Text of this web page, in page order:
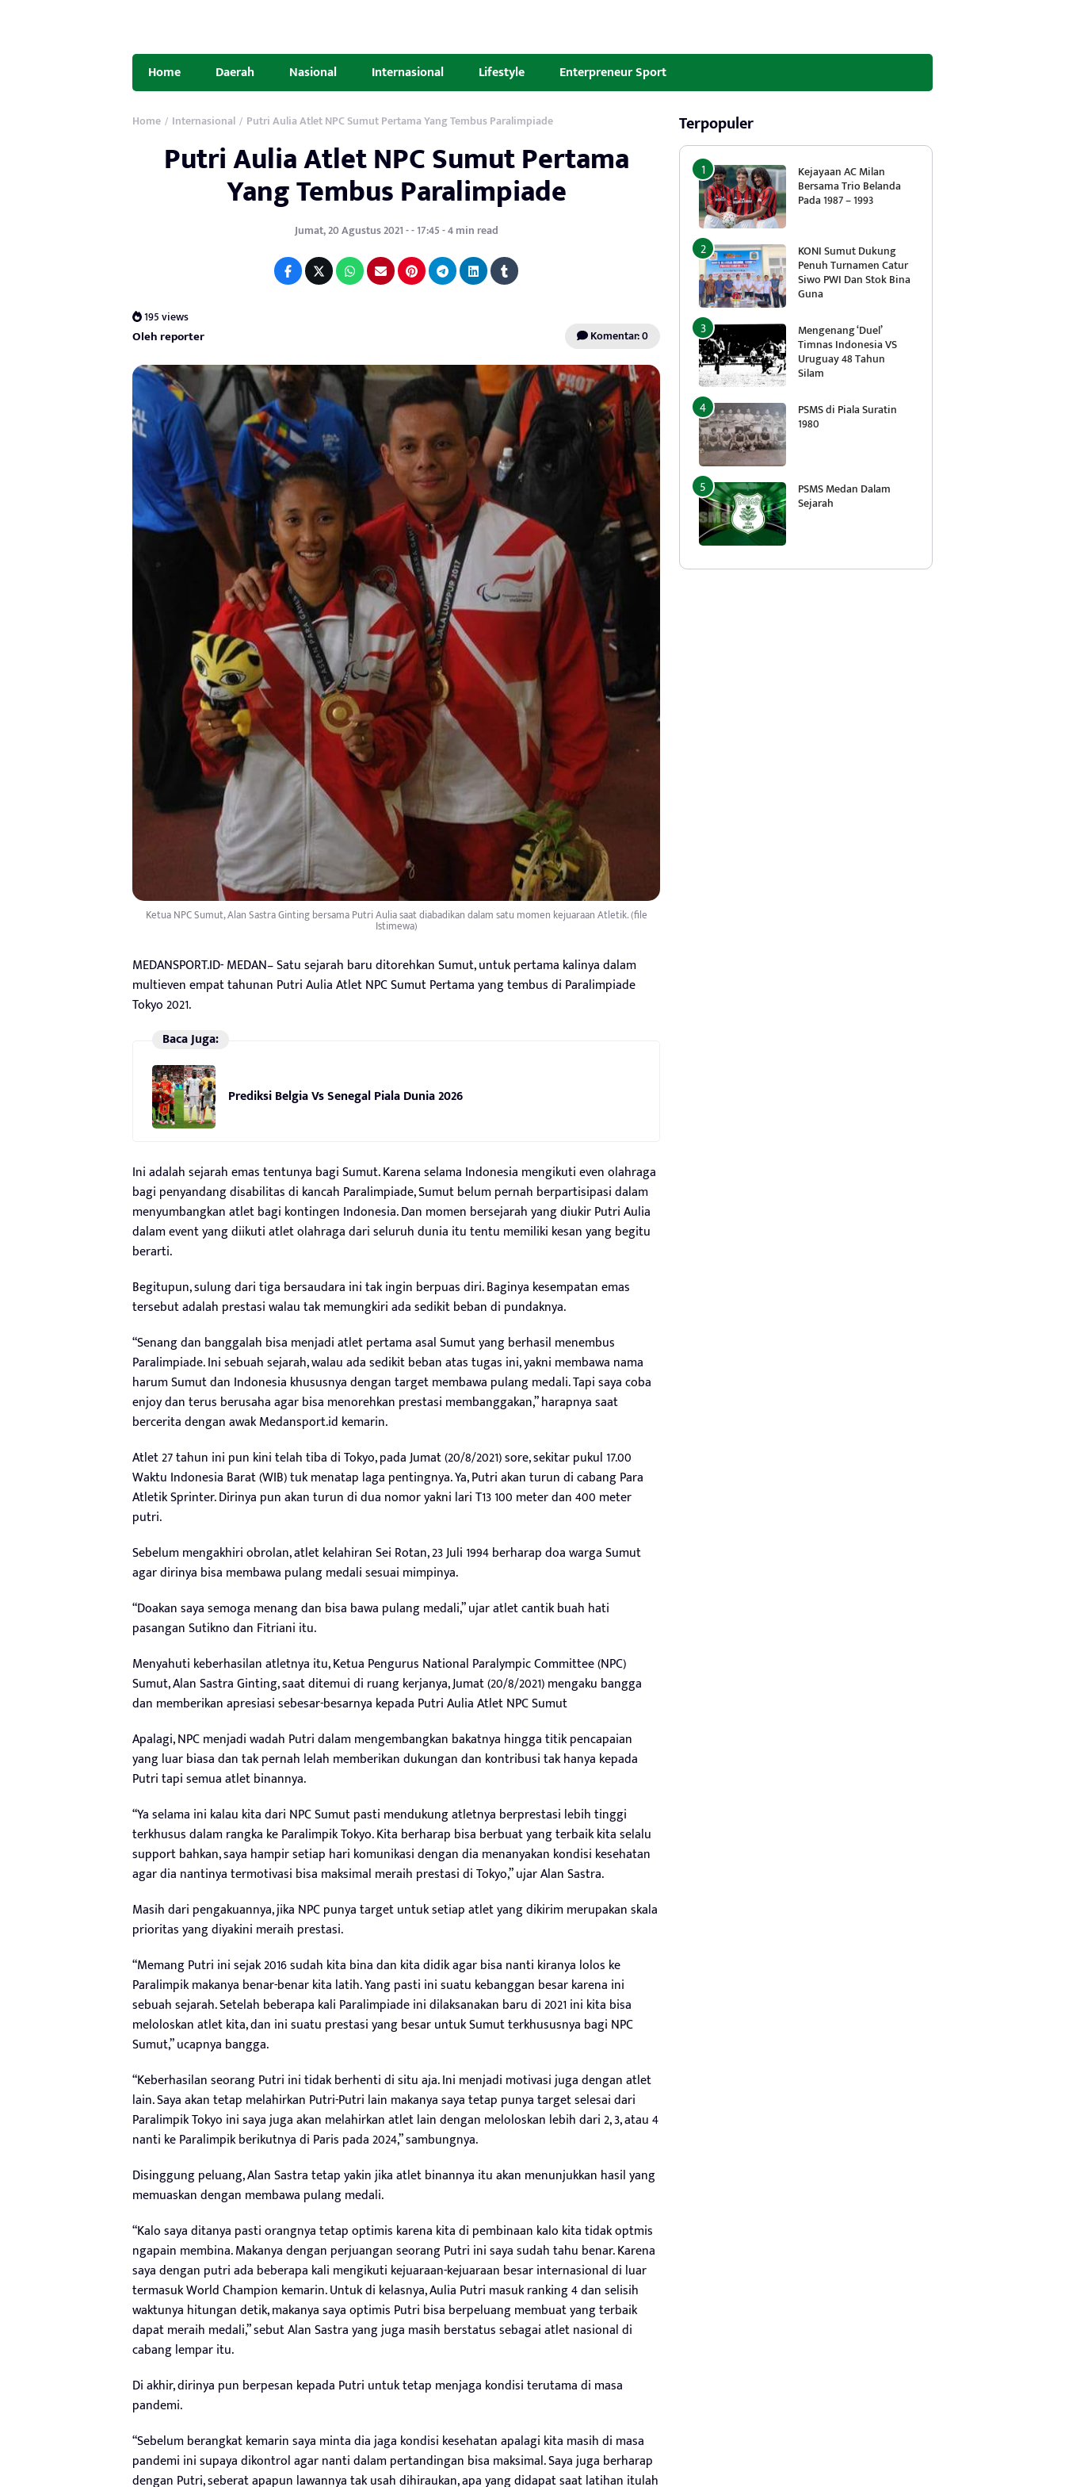
Home Daerah Nasional Internasional Lifestyle Enterpreneur Sport
Home / Internasional / Putri Aulia Atlet NPC Sumut Pertama Yang Tembus Paralimpiade
Putri Aulia Atlet NPC Sumut Pertama
Yang Tembus Paralimpiade
Jumat, 20 Agustus 2021 - - 17:45 - 4 min read
195 views
Oleh reporter Komentar: 0
Ketua NPC Sumut, Alan Sastra Ginting bersama Putri Aulia saat diabadikan dalam satu momen kejuaraan Atletik. (file
Istimewa)
MEDANSPORT.ID- MEDAN– Satu sejarah baru ditorehkan Sumut, untuk pertama kalinya dalam
multieven empat tahunan Putri Aulia Atlet NPC Sumut Pertama yang tembus di Paralimpiade
Tokyo 2021.
Baca Juga:
Prediksi Belgia Vs Senegal Piala Dunia 2026
Ini adalah sejarah emas tentunya bagi Sumut. Karena selama Indonesia mengikuti even olahraga
bagi penyandang disabilitas di kancah Paralimpiade, Sumut belum pernah berpartisipasi dalam
menyumbangkan atlet bagi kontingen Indonesia. Dan momen bersejarah yang diukir Putri Aulia
dalam event yang diikuti atlet olahraga dari seluruh dunia itu tentu memiliki kesan yang begitu
berarti.
Begitupun, sulung dari tiga bersaudara ini tak ingin berpuas diri. Baginya kesempatan emas
tersebut adalah prestasi walau tak memungkiri ada sedikit beban di pundaknya.
“Senang dan banggalah bisa menjadi atlet pertama asal Sumut yang berhasil menembus
Paralimpiade. Ini sebuah sejarah, walau ada sedikit beban atas tugas ini, yakni membawa nama
harum Sumut dan Indonesia khususnya dengan target membawa pulang medali. Tapi saya coba
enjoy dan terus berusaha agar bisa menorehkan prestasi membanggakan,” harapnya saat
bercerita dengan awak Medansport.id kemarin.
Atlet 27 tahun ini pun kini telah tiba di Tokyo, pada Jumat (20/8/2021) sore, sekitar pukul 17.00
Waktu Indonesia Barat (WIB) tuk menatap laga pentingnya. Ya, Putri akan turun di cabang Para
Atletik Sprinter. Dirinya pun akan turun di dua nomor yakni lari T13 100 meter dan 400 meter
putri.
Sebelum mengakhiri obrolan, atlet kelahiran Sei Rotan, 23 Juli 1994 berharap doa warga Sumut
agar dirinya bisa membawa pulang medali sesuai mimpinya.
“Doakan saya semoga menang dan bisa bawa pulang medali,” ujar atlet cantik buah hati
pasangan Sutikno dan Fitriani itu.
Menyahuti keberhasilan atletnya itu, Ketua Pengurus National Paralympic Committee (NPC)
Sumut, Alan Sastra Ginting, saat ditemui di ruang kerjanya, Jumat (20/8/2021) mengaku bangga
dan memberikan apresiasi sebesar-besarnya kepada Putri Aulia Atlet NPC Sumut
Apalagi, NPC menjadi wadah Putri dalam mengembangkan bakatnya hingga titik pencapaian
yang luar biasa dan tak pernah lelah memberikan dukungan dan kontribusi tak hanya kepada
Putri tapi semua atlet binannya.
“Ya selama ini kalau kita dari NPC Sumut pasti mendukung atletnya berprestasi lebih tinggi
terkhusus dalam rangka ke Paralimpik Tokyo. Kita berharap bisa berbuat yang terbaik kita selalu
support bahkan, saya hampir setiap hari komunikasi dengan dia menanyakan kondisi kesehatan
agar dia nantinya termotivasi bisa maksimal meraih prestasi di Tokyo,” ujar Alan Sastra.
Masih dari pengakuannya, jika NPC punya target untuk setiap atlet yang dikirim merupakan skala
prioritas yang diyakini meraih prestasi.
“Memang Putri ini sejak 2016 sudah kita bina dan kita didik agar bisa nanti kiranya lolos ke
Paralimpik makanya benar-benar kita latih. Yang pasti ini suatu kebanggan besar karena ini
sebuah sejarah. Setelah beberapa kali Paralimpiade ini dilaksanakan baru di 2021 ini kita bisa
meloloskan atlet kita, dan ini suatu prestasi yang besar untuk Sumut terkhususnya bagi NPC
Sumut,” ucapnya bangga.
“Keberhasilan seorang Putri ini tidak berhenti di situ aja. Ini menjadi motivasi juga dengan atlet
lain. Saya akan tetap melahirkan Putri-Putri lain makanya saya tetap punya target selesai dari
Paralimpik Tokyo ini saya juga akan melahirkan atlet lain dengan meloloskan lebih dari 2, 3, atau 4
nanti ke Paralimpik berikutnya di Paris pada 2024,” sambungnya.
Disinggung peluang, Alan Sastra tetap yakin jika atlet binannya itu akan menunjukkan hasil yang
memuaskan dengan membawa pulang medali.
“Kalo saya ditanya pasti orangnya tetap optimis karena kita di pembinaan kalo kita tidak optmis
ngapain membina. Makanya dengan perjuangan seorang Putri ini saya sudah tahu benar. Karena
saya dengan putri ada beberapa kali mengikuti kejuaraan-kejuaraan besar internasional di luar
termasuk World Champion kemarin. Untuk di kelasnya, Aulia Putri masuk ranking 4 dan selisih
waktunya hitungan detik, makanya saya optimis Putri bisa berpeluang membuat yang terbaik
dapat meraih medali,” sebut Alan Sastra yang juga masih berstatus sebagai atlet nasional di
cabang lempar itu.
Di akhir, dirinya pun berpesan kepada Putri untuk tetap menjaga kondisi terutama di masa
pandemi.
“Sebelum berangkat kemarin saya minta dia jaga kondisi kesehatan apalagi kita masih di masa
pandemi ini supaya dikontrol agar nanti dalam pertandingan bisa maksimal. Saya juga berharap
dengan Putri, seberat apapun lawannya tak usah dihiraukan, apa yang didapat saat latihan itulah
Terpopuler
Kejayaan AC Milan
Bersama Trio Belanda
Pada 1987 – 1993
KONI Sumut Dukung
Penuh Turnamen Catur
Siwo PWI Dan Stok Bina
Guna
Mengenang ‘Duel’
Timnas Indonesia VS
Uruguay 48 Tahun
Silam
PSMS di Piala Suratin
1980
PSMS Medan Dalam
Sejarah